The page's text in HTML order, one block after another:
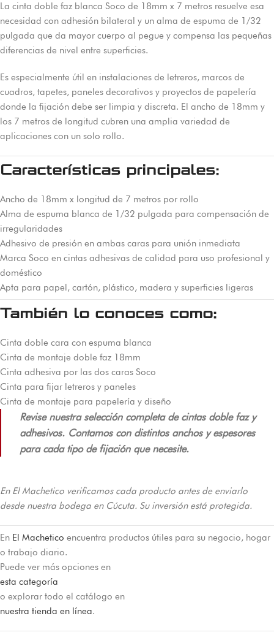
La cinta doble faz blanca Soco de 18mm x 7 metros resuelve esa
necesidad con adhesión bilateral y un alma de espuma de 1/32
pulgada que da mayor cuerpo al pegue y compensa las pequeñas
diferencias de nivel entre superficies.
Es especialmente útil en instalaciones de letreros, marcos de
cuadros, tapetes, paneles decorativos y proyectos de papelería
donde la fijación debe ser limpia y discreta. El ancho de 18mm y
los 7 metros de longitud cubren una amplia variedad de
aplicaciones con un solo rollo.
Características principales:
Ancho de 18mm x longitud de 7 metros por rollo
Alma de espuma blanca de 1/32 pulgada para compensación de
irregularidades
Adhesivo de presión en ambas caras para unión inmediata
Marca Soco en cintas adhesivas de calidad para uso profesional y
doméstico
Apta para papel, cartón, plástico, madera y superficies ligeras
También lo conoces como:
Cinta doble cara con espuma blanca
Cinta de montaje doble faz 18mm
Cinta adhesiva por las dos caras Soco
Cinta para fijar letreros y paneles
Cinta de montaje para papelería y diseño
Revise nuestra selección completa de cintas doble faz y
adhesivos. Contamos con distintos anchos y espesores
para cada tipo de fijación que necesite.
En El Machetico verificamos cada producto antes de enviarlo
desde nuestra bodega en Cúcuta. Su inversión está protegida.
En El Machetico encuentra productos útiles para su negocio, hogar
o trabajo diario.
Puede ver más opciones en
esta categoría
o explorar todo el catálogo en
nuestra tienda en línea.